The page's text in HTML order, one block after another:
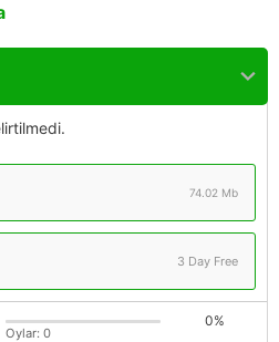
74.02 Mb
3 Day Free
0%
Oylar: 0